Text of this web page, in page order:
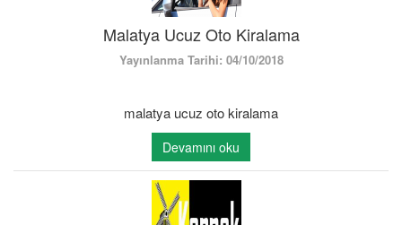
Malatya Ucuz Oto Kiralama
Yayınlanma Tarihi: 04/10/2018
malatya ucuz oto kiralama
Devamını oku